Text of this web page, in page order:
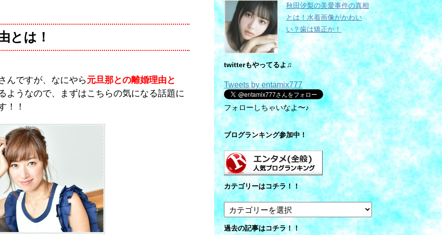
とは！
んですが、なにやら元旦那との離婚理由と
ようなので、まずはこちらの気になる話題に
！！
秋田汐梨の美愛事件の真相
とは！水着画像がかわい
い？歯は矯正か！
twitterもやってるよ♫
Tweets by entamix777
フォローしちゃいなよ〜♪
ブログランキング参加中！
カテゴリーはコチラ！！
テ
ゴ
過去の記事はコチラ！！